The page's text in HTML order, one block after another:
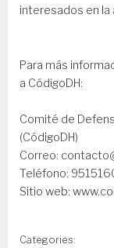
interesados en la
Para más
a CódigoDH:
Comité de
(CódigoDH)
Correo:
Teléfono:
Sitio web:
Categories: